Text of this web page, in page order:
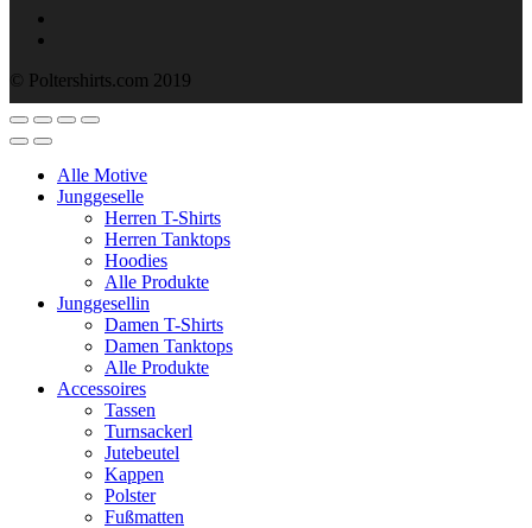
© Poltershirts.com 2019
Alle Motive
Junggeselle
Herren T-Shirts
Herren Tanktops
Hoodies
Alle Produkte
Junggesellin
Damen T-Shirts
Damen Tanktops
Alle Produkte
Accessoires
Tassen
Turnsackerl
Jutebeutel
Kappen
Polster
Fußmatten